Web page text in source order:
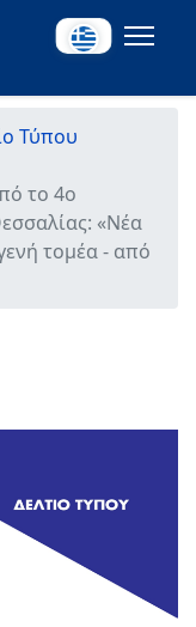
Τύπου
το 4ο
«Νέα
τομέα - από